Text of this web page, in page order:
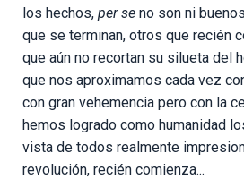
los hechos, per se no son ni
que se terminan, otros que recién
que aún no recortan su silueta del
que nos aproximamos cada vez
con gran vehemencia pero con la
hemos logrado como humanidad
vista de todos realmente
revolución, recién comienza...